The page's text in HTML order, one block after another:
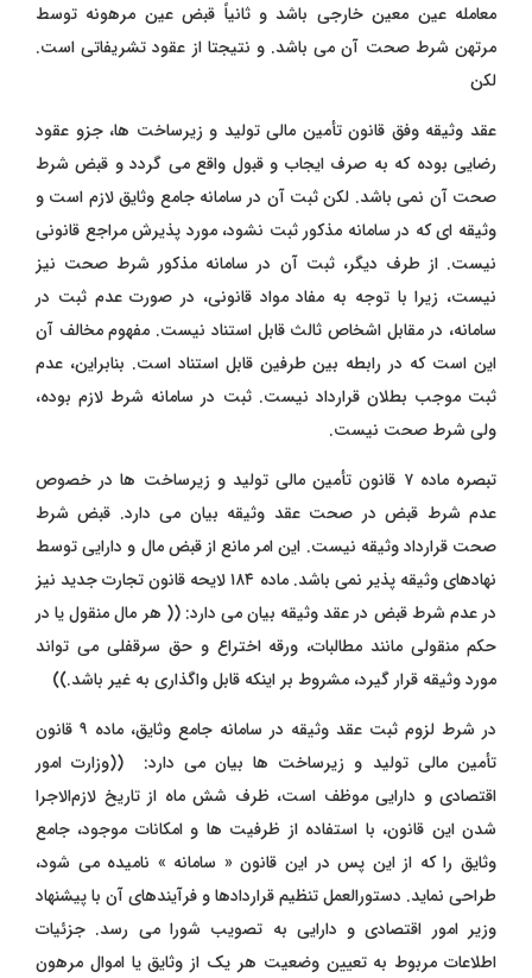
معامله عین معین خارجی باشد و ثانیاً قبض عین مرهونه توسط
مرتهن شرط صحت آن می ‌باشد. و نتیجتا از عقود تشریفاتی است.
لکن
عقد وثیقه وفق قانون تأمین مالی تولید و زیرساخت ‌ها، جزو عقود
رضایی بوده که به صرف ایجاب و قبول واقع می ‌گردد و قبض شرط
صحت آن نمی ‌باشد. لکن ثبت آن در سامانه جامع وثایق لازم است و
وثیقه ‌ای که در سامانه مذکور ثبت نشود، مورد پذیرش مراجع قانونی
نیست. از طرف دیگر، ثبت آن در سامانه مذکور شرط صحت نیز
نیست، زیرا با توجه به مفاد مواد قانونی، در صورت عدم ثبت در
سامانه، در مقابل اشخاص ثالث قابل استناد نیست. مفهوم مخالف آن
این است که در رابطه بین طرفین قابل استناد است. بنابراین، عدم
ثبت موجب بطلان قرارداد نیست. ثبت در سامانه شرط لازم بوده،
ولی شرط صحت نیست.
تبصره ماده ۷ قانون تأمین مالی تولید و زیرساخت ‌ها در خصوص
عدم شرط قبض در صحت عقد وثیقه بیان می ‌دارد. قبض شرط
صحت قرارداد وثیقه نیست. این امر مانع از قبض مال و دارایی توسط
نهادهای وثیقه ‌پذیر نمی‌ باشد. ماده ۱۸۴ لایحه قانون تجارت جدید نیز
در عدم شرط قبض در عقد وثیقه بیان می ‌دارد: (( هر مال منقول یا در
حکم منقولی مانند مطالبات، ورقه اختراع و حق سرقفلی می‌ تواند
مورد وثیقه قرار گیرد، مشروط بر اینکه قابل واگذاری به غیر باشد.))
در شرط لزوم ثبت عقد وثیقه در سامانه جامع وثایق، ماده ۹ قانون
تأمین مالی تولید و زیرساخت ‌ها بیان می ‌دارد: ((وزارت امور
اقتصادی و دارایی موظف است، ظرف شش ماه از تاریخ لازم‌الاجرا
شدن این قانون، با استفاده از ظرفیت‌ ها و امکانات موجود، جامع
وثایق را که از این پس در این قانون « سامانه » نامیده می‌ شود،
طراحی نماید. دستورالعمل تنظیم قراردادها و فرآیندهای آن با پیشنهاد
وزیر امور اقتصادی و دارایی به تصویب شورا می ‌رسد. جزئیات
اطلاعات مربوط به تعیین وضعیت هر یک از وثایق یا اموال مرهون